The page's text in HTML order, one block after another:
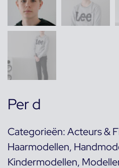
Per d
Categorieën:Acteurs &
Haarmodellen,
Kindermodellen,